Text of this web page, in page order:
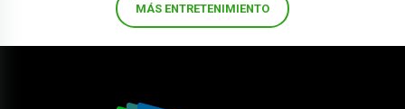
MÁS ENTRETENIMIENTO